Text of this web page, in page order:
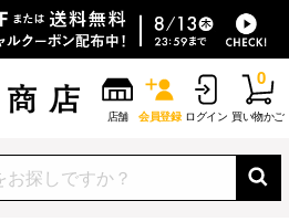
店舗 会員登録 ログイン 買い物かご
0